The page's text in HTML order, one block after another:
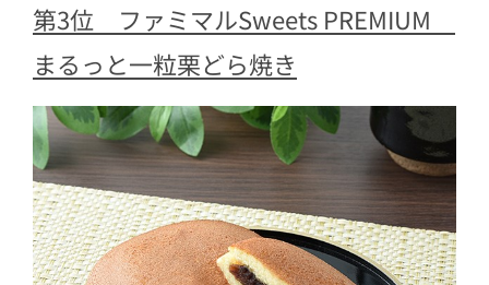
第3位 ファミマルSweets PREMIUM
まるっと一粒栗どら焼き